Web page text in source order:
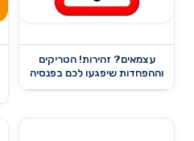
עצמאים? זהירות! הטריקים
וההפחדות שיפגעו לכם בפנסיה